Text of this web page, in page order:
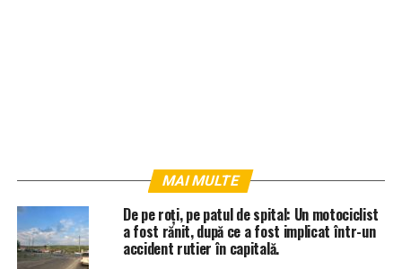
MAI MULTE
De pe roți, pe patul de spital: Un motociclist
a fost rănit, după ce a fost implicat într-un
accident rutier în capitală.